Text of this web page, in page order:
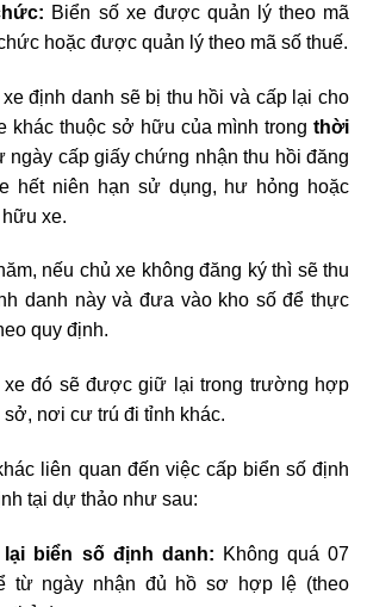
Biển số xe được quản lý theo mã
hoặc được quản lý theo mã số thuế.
định danh sẽ bị thu hồi và cấp lại cho
khác thuộc sở hữu của mình trong thời
ngày cấp giấy chứng nhận thu hồi đăng
hết niên hạn sử dụng, hư hỏng hoặc
xe.
nếu chủ xe không đăng ký thì sẽ thu
danh này và đưa vào kho số để thực
quy định.
đó sẽ được giữ lại trong trường hợp
sở, nơi cư trú đi tỉnh khác.
liên quan đến việc cấp biển số định
tại dự thảo như sau:
biển số định danh: Không quá 07
từ ngày nhận đủ hồ sơ hợp lệ (theo